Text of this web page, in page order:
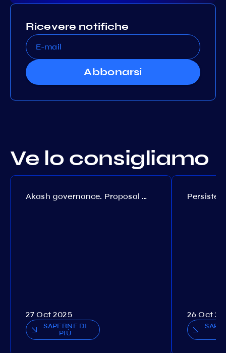
Ricevere notifiche
Abbonarsi
Ve lo consigliamo
Akash governance. Proposal №308
27 Oct 2025
SAPERNE DI
PIÙ
26 Oct